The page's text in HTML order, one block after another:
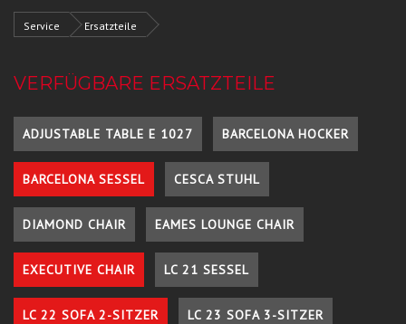
Service Ersatzteile
VERFÜGBARE ERSATZTEILE
ADJUSTABLE TABLE E 1027 BARCELONA HOCKER
BARCELONA SESSEL CESCA STUHL
DIAMOND CHAIR EAMES LOUNGE CHAIR
EXECUTIVE CHAIR LC 21 SESSEL
LC 22 SOFA 2-SITZER LC 23 SOFA 3-SITZER